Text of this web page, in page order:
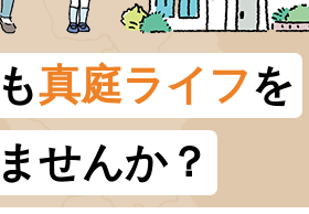
真庭ライフを
せんか？